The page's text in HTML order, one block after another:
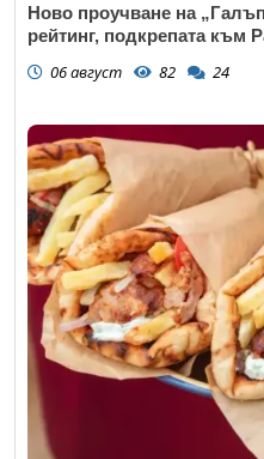
Ново проучване на
рейтинг, подкрепата към
06 август 82 24